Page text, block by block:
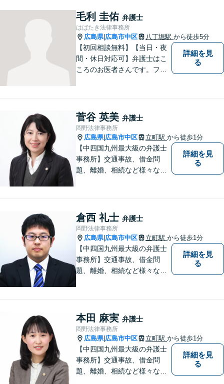
毛利 圭佑 弁護士
はばたき法律事務所
広島県| 広島市中区 八丁堀駅 から徒歩5分
【初回相談無料】【当日・夜
間・休日対応可】弁護士はこ
ころのお医者さんです。フッ
詳細を見
る
菅谷 英美 弁護士
岡野法律事務所
広島県| 広島市中区 立町駅 から徒歩1分
【中四国九州最大級の弁護士
事務所】交通事故、借金問
題、離婚、相続など様々な問
い！
詳細を見
る
倉西 礼士 弁護士
岡野法律事務所
広島県| 広島市中区 立町駅 から徒歩1分
【中四国九州最大級の弁護士
事務所】交通事故、借金問
題、離婚、相続など様々な問
い！
詳細を見
る
本田 麻実 弁護士
岡野法律事務所
広島県| 広島市中区 立町駅 から徒歩1分
【中四国九州最大級の弁護士
事務所】交通事故、借金問
題、離婚、相続など様々な問
詳細を見
る